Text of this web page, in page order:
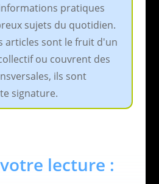
pratiques
sujets du quotidien.
articles sont le fruit d'un
ou couvrent des
ils sont
signature.
lecture :